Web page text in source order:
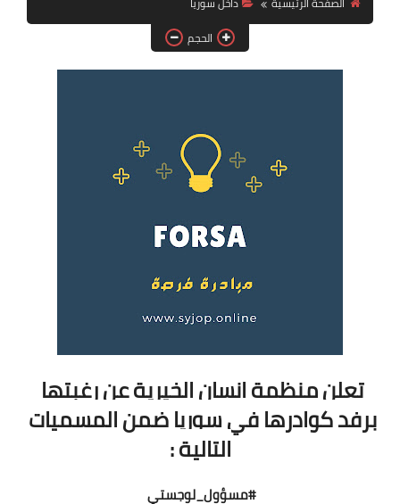
فرص عمل في العراق
فرص عمل في اليمن
دورات تدريبية
الحجم
التالية :
#مسؤول_لوجستي